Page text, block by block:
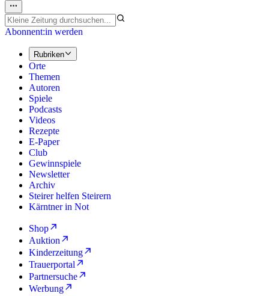
Abonnent:in werden
Rubriken
Orte
Themen
Autoren
Spiele
Podcasts
Videos
Rezepte
E-Paper
Club
Gewinnspiele
Newsletter
Archiv
Steirer helfen Steirern
Kärntner in Not
Shop
Auktion
Kinderzeitung
Trauerportal
Partnersuche
Werbung